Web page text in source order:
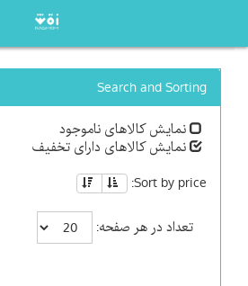
Search and Sorting
نمایش کالاهای ناموجود
نمایش کالاهای دارای تخفیف
Sort by price:
تعداد در هر صفحه: